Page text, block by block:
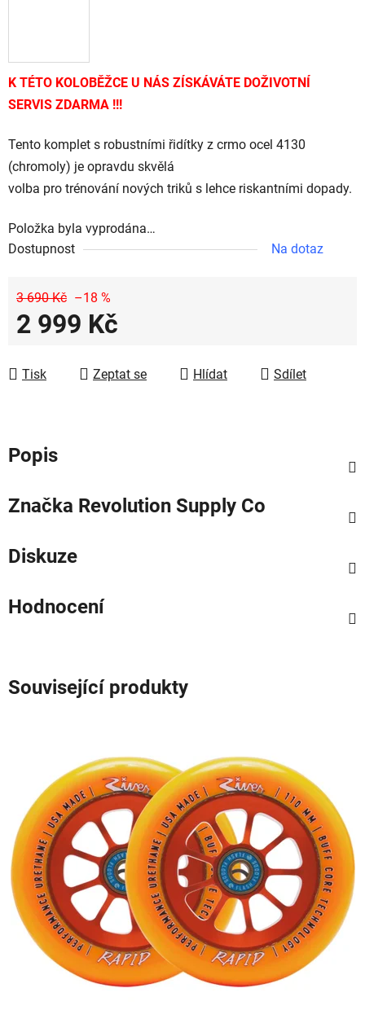
K TÉTO KOLOBĚŽCE U NÁS ZÍSKÁVÁTE DOŽIVOTNÍ
SERVIS ZDARMA !!!
Tento komplet s robustními řidítky z crmo ocel 4130
(chromoly) je opravdu skvělá
volba pro trénování nových triků s lehce riskantními dopady.
Položka byla vyprodána…
Dostupnost
Na dotaz
3 690 Kč –18 %
2 999 Kč
Tisk
Zeptat se Hlídat Sdílet
Popis
Značka Revolution Supply Co
Diskuze
Hodnocení
Související produkty